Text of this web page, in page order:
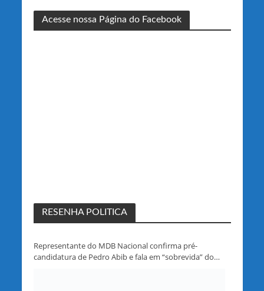
Acesse nossa Página do Facebook
RESENHA POLITICA
Representante do MDB Nacional confirma pré-
candidatura de Pedro Abib e fala em “sobrevida” do